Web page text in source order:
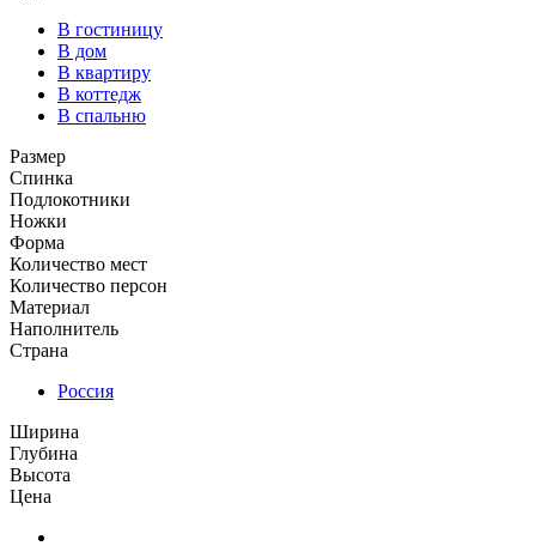
В гостиницу
В дом
В квартиру
В коттедж
В спальню
Размер
Спинка
Подлокотники
Ножки
Форма
Количество мест
Количество персон
Материал
Наполнитель
Страна
Россия
Ширина
Глубина
Высота
Цена